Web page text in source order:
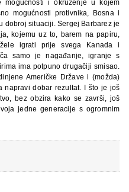
i okruženje u kojem
mogućnosti protivnika, Bosna i
dobroj situaciji. Sergej Barbarez je
kojemu uz to, barem na papiru,
igrati prije svega Kanada i
samo je nagađanje, igranje s
ima potpuno drugačiji smisao.
Američke Države i (možda)
napravi dobar rezultat. I što je još
bez obzira kako se završi, još
jedne generacije s ogromnim